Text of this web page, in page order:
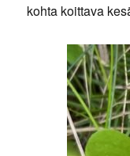
kohta koittava